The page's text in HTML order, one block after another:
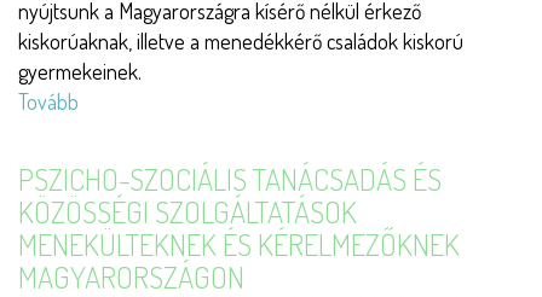
nyújtsunk a Magyarországra kísérő nélkül érkező
kiskorúaknak, illetve a menedékkérő családok kiskorú
gyermekeinek.
Tovább
PSZICHO-SZOCIÁLIS TANÁCSADÁS ÉS
KÖZÖSSÉGI SZOLGÁLTATÁSOK
MENEKÜLTEKNEK ÉS KÉRELMEZŐKNEK
MAGYARORSZÁGON